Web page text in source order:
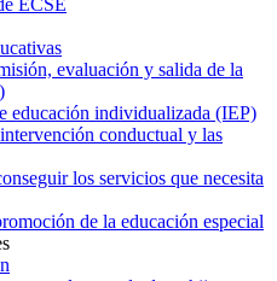
evaluación y salida de la
educación individualizada (IEP)
conductual y las
los servicios que necesita
de la educación especial